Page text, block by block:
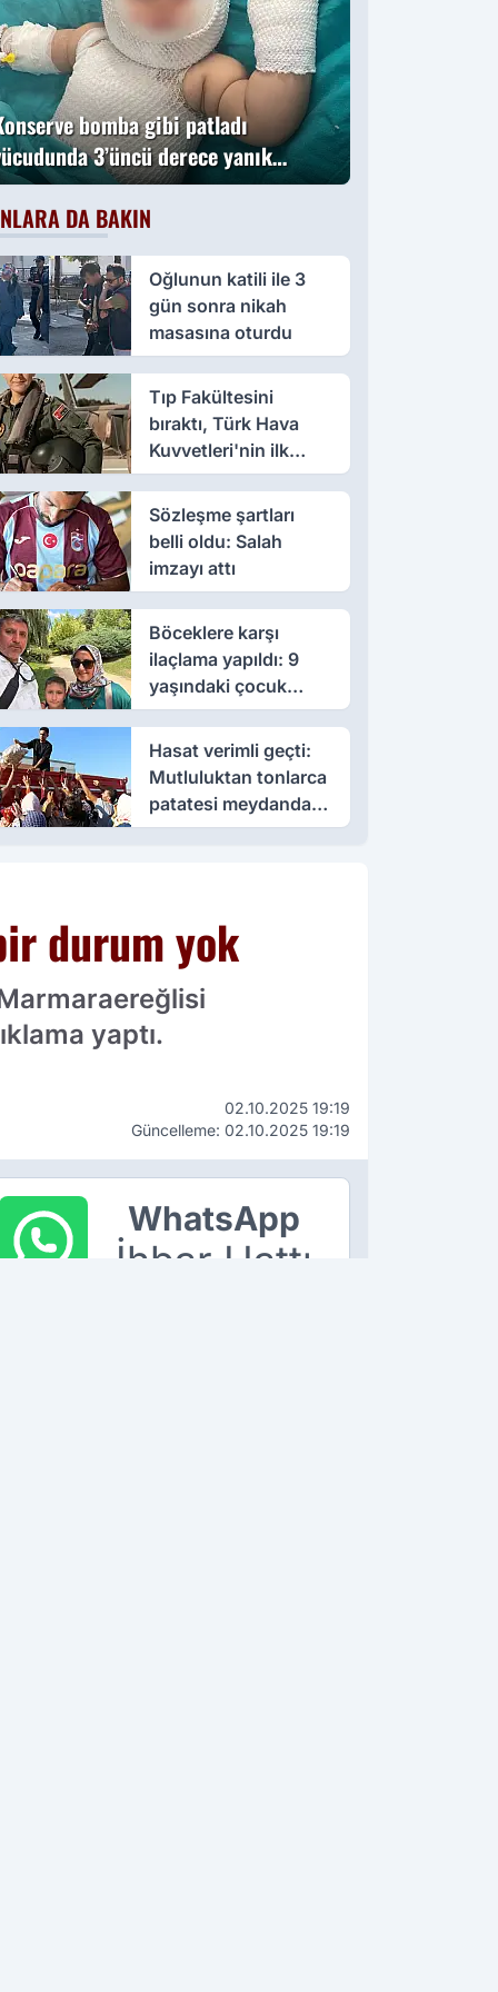
bomba gibi patladı
3’üncü derece yanık
DA BAKIN
Oğlunun katili ile 3
gün sonra nikah
masasına oturdu
Tıp Fakültesini
bıraktı, Türk Hava
Kuvvetleri'nin ilk
kadın paşası oldu
Sözleşme şartları
belli oldu: Salah
imzayı attı
Böceklere karşı
ilaçlama yapıldı: 9
yaşındaki çocuk
öldü, annesi yoğun
bakımda
Hasat verimli geçti:
Mutluluktan tonlarca
patatesi meydanda
dağıttı
durum yok
yaptı.
02.10.2025 19:19
Güncelleme: 02.10.2025 19:19
WhatsApp
İhbar Hattı